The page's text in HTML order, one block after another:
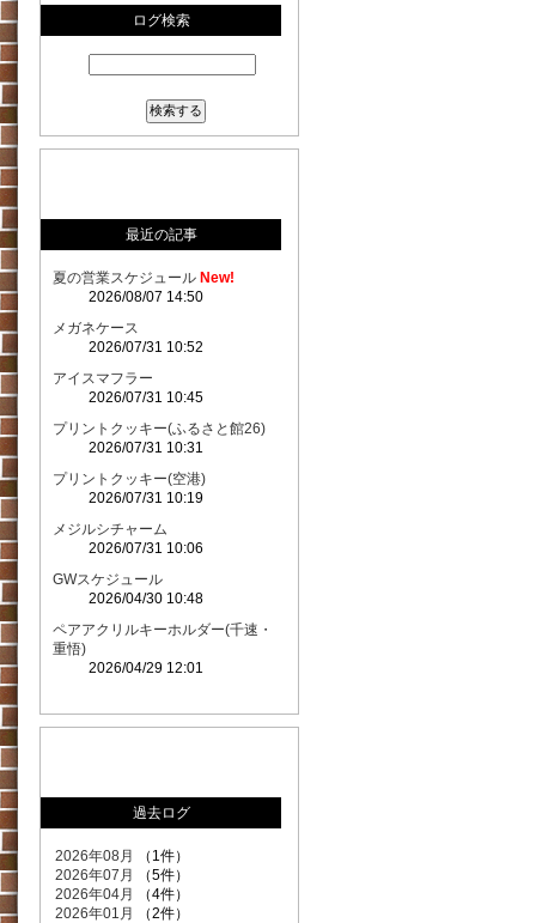
ログ検索
最近の記事
夏の営業スケジュール New!
2026/08/07 14:50
メガネケース
2026/07/31 10:52
アイスマフラー
2026/07/31 10:45
プリントクッキー(ふるさと館26)
2026/07/31 10:31
プリントクッキー(空港)
2026/07/31 10:19
メジルシチャーム
2026/07/31 10:06
GWスケジュール
2026/04/30 10:48
ペアアクリルキーホルダー(千速・
重悟)
2026/04/29 12:01
過去ログ
2026年08月
（1件）
2026年07月
（5件）
2026年04月
（4件）
2026年01月
（2件）